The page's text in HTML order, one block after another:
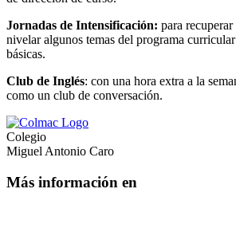
Jornadas de Intensificación: para
nivelar algunos temas del programa
básicas.
Club de Inglés: con una hora extra a la
como un club de conversación.
Colegio
Miguel Antonio Caro
Más información en